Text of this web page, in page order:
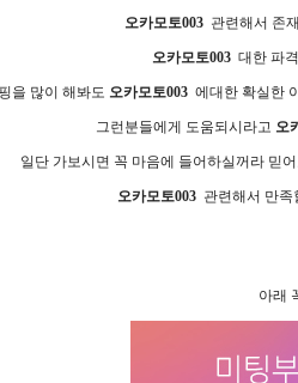
오­카­모­토­0­0­3 관련해서 존
오­카­모­토­0­0­3대한 파격
을 많이 해봐도 오­카­모­토­0­0­3에대한 확실한
그런분들에게 도움되시라고 오­
일단 가보시면 꼭 마음에 들어하실꺼라 믿
오­카­모­토­0­0­3 관련해서 만
아래